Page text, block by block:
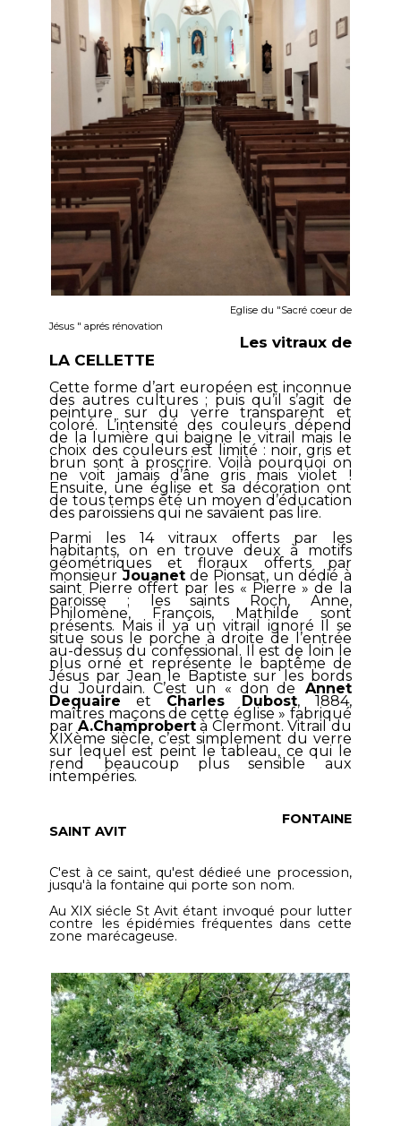
Eglise du "Sacré coeur de
Jésus " aprés rénovation
Les vitraux de
LA CELLETTE
Cette forme d’art européen est inconnue
des autres cultures ; puis qu’il s’agit de
peinture sur du verre transparent et
coloré. L’intensité des couleurs dépend
de la lumière qui baigne le vitrail mais le
choix des couleurs est limité : noir, gris et
brun sont à proscrire. Voilà pourquoi on
ne voit jamais d’âne gris mais violet !
Ensuite, une église et sa décoration ont
de tous temps été un moyen d’éducation
des paroissiens qui ne savaient pas lire.
Parmi les 14 vitraux offerts par les
habitants, on en trouve deux à motifs
géométriques et floraux offerts par
monsieurJouanetde Pionsat, un dédié à
saint Pierre offert par les « Pierre » de la
paroisse ; les saints Roch, Anne,
Philomène, François, Mathilde sont
présents. Mais il ya un vitrail ignoré Il se
situe sous le porche à droite de l’entrée
au-dessus du confessional. Il est de loin le
plus orné et représente le baptême de
Jésus par Jean le Baptiste sur les bords
du Jourdain. C’est un « don de Annet
Dequaire et Charles Dubost, 1884,
maîtres maçons de cette église » fabriqué
par A.Champrobertà Clermont. Vitrail du
XIXème siècle, c’est simplement du verre
sur lequel est peint le tableau, ce qui le
rend beaucoup plus sensible aux
intempéries.
FONTAINE
SAINT AVIT
C'est à ce saint, qu'est dédieé une procession,
jusqu'à la fontaine qui porte son nom.
Au XIX siécle St Avit étant invoqué pour lutter
contre les épidémies fréquentes dans cette
zone marécageuse.